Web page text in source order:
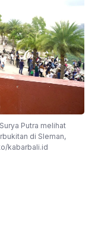
Putra melihat
di Sleman,
kabarbali.id